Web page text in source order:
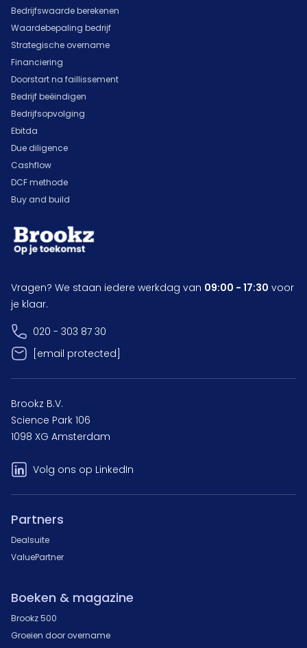
Bedrijfswaarde berekenen
Waardebepaling bedrijf
Strategische overname
Financiering
Doorstart na faillissement
Bedrijf beëindigen
Bedrijfsopvolging
Ebitda
Due diligence
Cashflow
DCF methode
Buy and build
Vragen? We staan iedere werkdag van 09:00 - 17:30 voor
je klaar.
020 - 303 87 30
[email protected]
Brookz B.V.
Science Park 106
1098 XG Amsterdam
Volg ons op LinkedIn
Partners
Dealsuite
ValuePartner
Boeken & magazine
Brookz 500
Groeien door overname